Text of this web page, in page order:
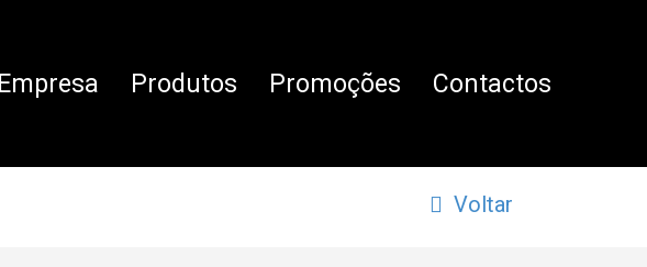
Empresa Produtos Promoções Contactos
Voltar